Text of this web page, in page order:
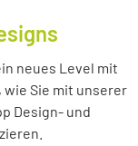
neues Level mit
Sie mit unserer
Design- und